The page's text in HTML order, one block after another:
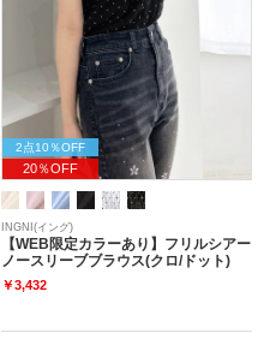
2点10％OFF
20％OFF
INGNI(イング)
【WEB限定カラーあり】フリルシアー
ノースリーブブラウス(クロ/ドット)
￥3,432